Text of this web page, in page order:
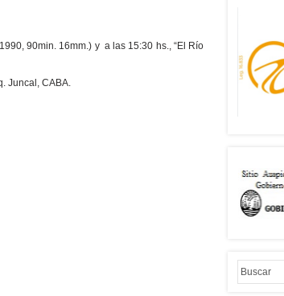
90min. 16mm.) y a las 15:30 hs., “El Río
Juncal, CABA.